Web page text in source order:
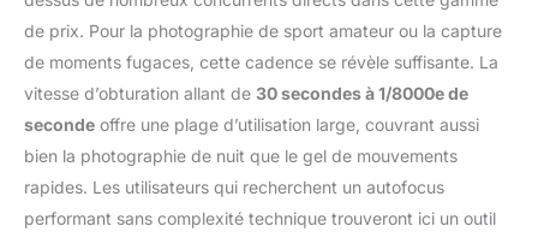
de prix. Pour la photographie de sport amateur ou la capture
de moments fugaces, cette cadence se révèle suffisante. La
vitesse d’obturation allant de 30 secondes à 1/8000e de
seconde offre une plage d’utilisation large, couvrant aussi
bien la photographie de nuit que le gel de mouvements
rapides. Les utilisateurs qui recherchent un autofocus
performant sans complexité technique trouveront ici un outil